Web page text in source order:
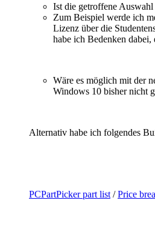
Ist die getroffene
Zum Beispiel werde ich
Lizenz über die
habe ich Bedenken
Wäre es möglich mit der
Windows 10 bisher nicht
Alternativ habe ich folgendes
PCPartPicker part list /Price